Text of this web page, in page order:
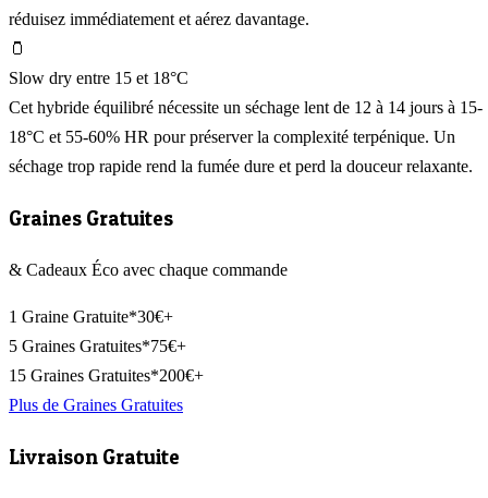
réduisez immédiatement et aérez davantage.
🫙
Slow dry entre 15 et 18°C
Cet hybride équilibré nécessite un séchage lent de 12 à 14 jours à 15-
18°C et 55-60% HR pour préserver la complexité terpénique. Un
séchage trop rapide rend la fumée dure et perd la douceur relaxante.
Graines Gratuites
& Cadeaux Éco avec chaque commande
1 Graine Gratuite*30€+
5 Graines Gratuites*75€+
15 Graines Gratuites*200€+
Plus de Graines Gratuites
Livraison Gratuite